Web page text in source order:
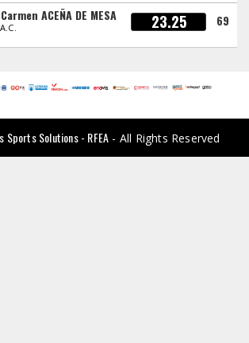
ACEÑA DE MESA 23.25 69
Sports Solutions - RFEA - All Rights Reserved